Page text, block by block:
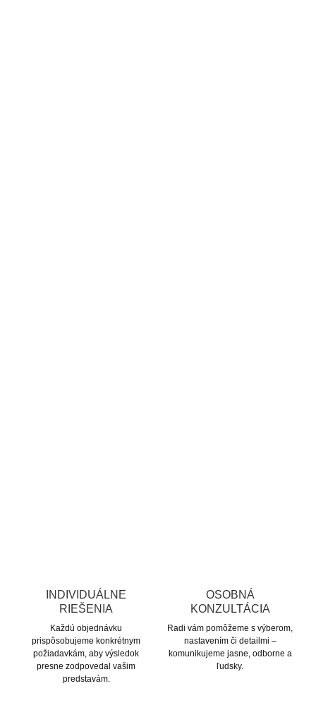
INDIVIDUÁLNE
RIEŠENIA
Každú objednávku
prispôsobujeme konkrétnym
požiadavkám, aby výsledok
presne zodpovedal vašim
predstavám.
OSOBNÁ
KONZULTÁCIA
Radi vám pomôžeme s výberom,
nastavením či detailmi –
komunikujeme jasne, odborne a
ľudsky.